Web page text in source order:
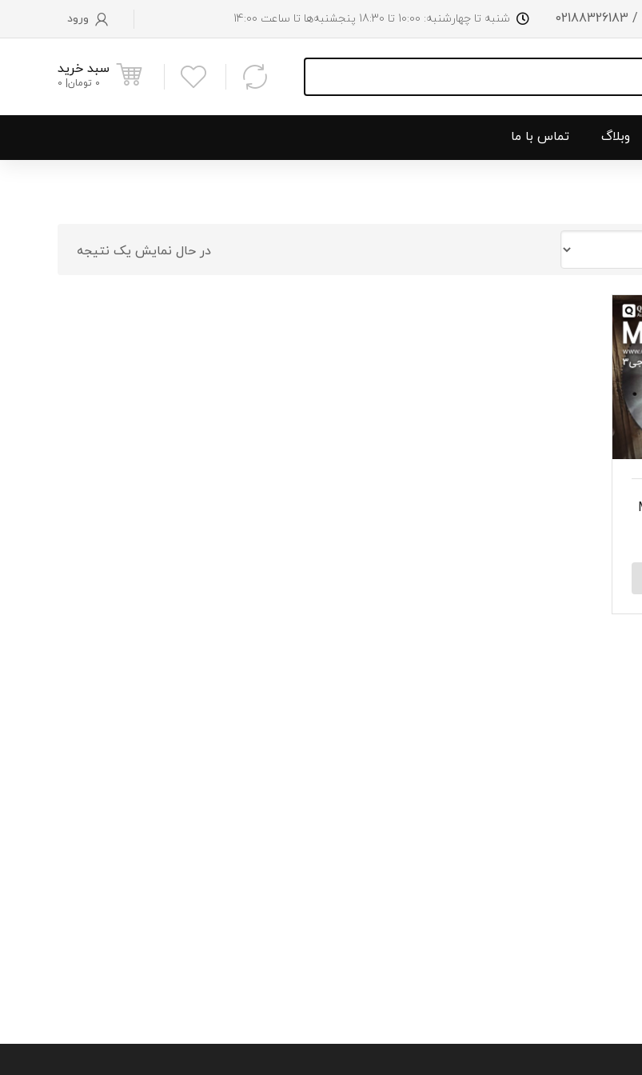
شنبه تا چهارشنبه: 10:00 تا 18:30 پنجشنبه‌‌ها تا ساعت 14:00 ورود
سبد خرید
0 تومان 0
چراغ جلو
وبلاگ تماس با ما
در حال نمایش یک نتیجه